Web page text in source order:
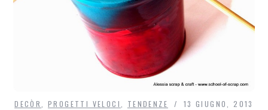
DECÒR PROGETTI VELOCI TENDENZE 13 GIUGNO, 2013